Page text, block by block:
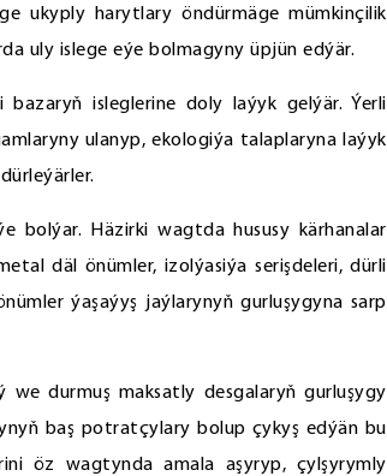
ukyply harytlary öndürmäge mümkinçilik
uly islege eýe bolmagyny üpjün edýär.
isleglerine doly laýyk gelýär. Ýerli
ulanyp, ekologiýa talaplaryna laýyk
bolýar. Häzirki wagtda hususy kärhanalar
däl önümler, izolýasiýa serişdeleri, dürli
ýaşaýyş jaýlarynyň gurluşygyna sarp
we durmuş maksatly desgalaryň gurluşygy
baş potratçylary bolup çykyş edýän bu
öz wagtynda amala aşyryp, çylşyrymly